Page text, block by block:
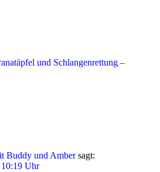
und Schlangenrettung –
Buddy und Amber sagt:
Uhr